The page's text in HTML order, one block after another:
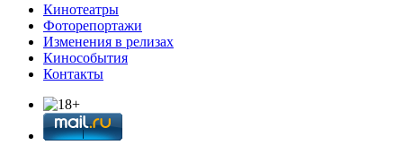
Кинотеатры
Фоторепортажи
Изменения в релизах
Кинособытия
Контакты